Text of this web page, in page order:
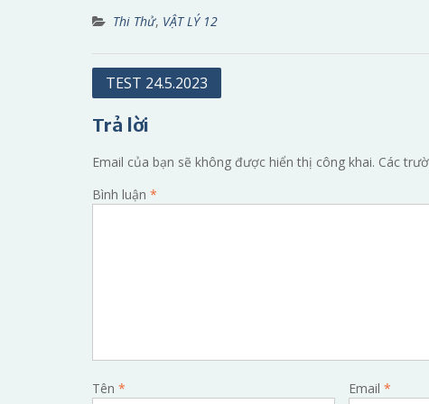
Thi Thử, VẬT LÝ 12
Điều
bài
viết
TEST 24.5.2023
Trả lời
Email của bạn sẽ không được hiển thị công khai. Các
Bình luận *
Tên * Email *